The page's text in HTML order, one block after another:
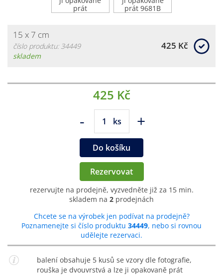
15 x 7 cm
číslo produktu: 34449
skladem
425 Kč
425 Kč
- ks +
Do košíku
Rezervovat
rezervujte na prodejně, vyzvedněte již za 15 min.
skladem na 2 prodejnách
Chcete se na výrobek jen podívat na prodejně?
Poznamenejte si číslo produktu 34449, nebo si rovnou
udělejte rezervaci.
balení obsahuje 5 kusů se vzory dle fotografie,
rouška je dvouvrstvá a lze ji opakovaně prát